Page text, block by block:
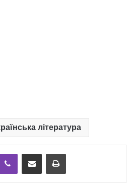
література
Viber Надіслати електронною поштоюНадрукувати